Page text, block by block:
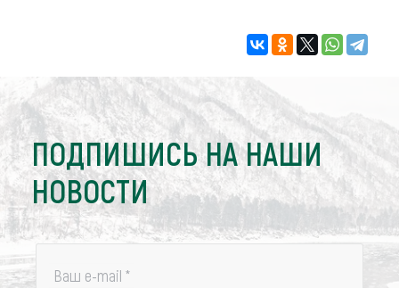
ПОДПИШИСЬ НА НАШИ
НОВОСТИ
Ваш e-mail *